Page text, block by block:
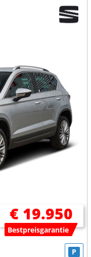
€ 19.950
Bestpreisgarantie
P